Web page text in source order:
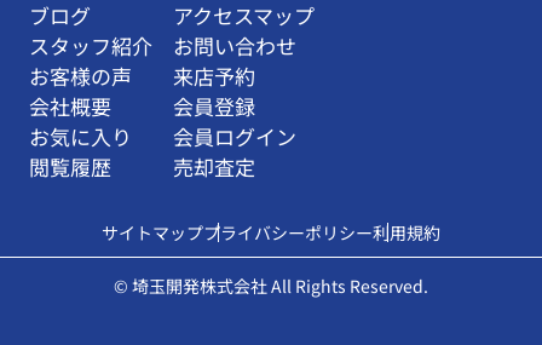
ブログ
スタッフ紹介
お客様の声
会社概要
お気に入り
閲覧履歴
アクセスマップ
お問い合わせ
来店予約
会員登録
会員ログイン
売却査定
サイトマッププライバシーポリシー利用規約
© 埼玉開発株式会社 All Rights Reserved.